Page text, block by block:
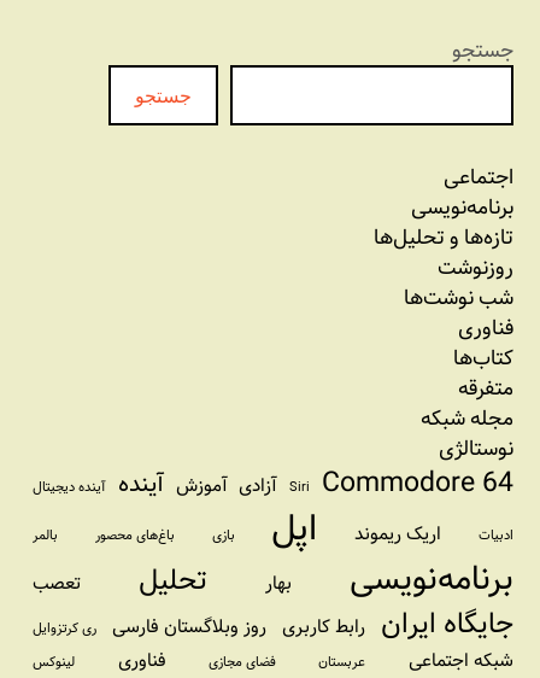
جستجو
جستجو
اجتماعی
برنامه‏‌نویسی
تازه‌‌ها و تحلیل‌ها
روزنوشت
شب نوشت‌ها
فناوری
کتاب‌ها
متفرقه
مجله شبکه
نوستالژی
Commodore 64
Siri آزادی آموزش آینده آینده دیجیتال
ادبیات اریک ریموند اپل بازی باغ‌های محصور بالمر
برنامه‌نویسی بهار تحلیل تعصب
جایگاه ایران رابط کاربری روز وبلاگستان فارسی ری کرتزوایل
شبکه اجتماعی عربستان فضای مجازی فناوری لینوکس